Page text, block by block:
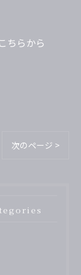
ちらから
次のページ >